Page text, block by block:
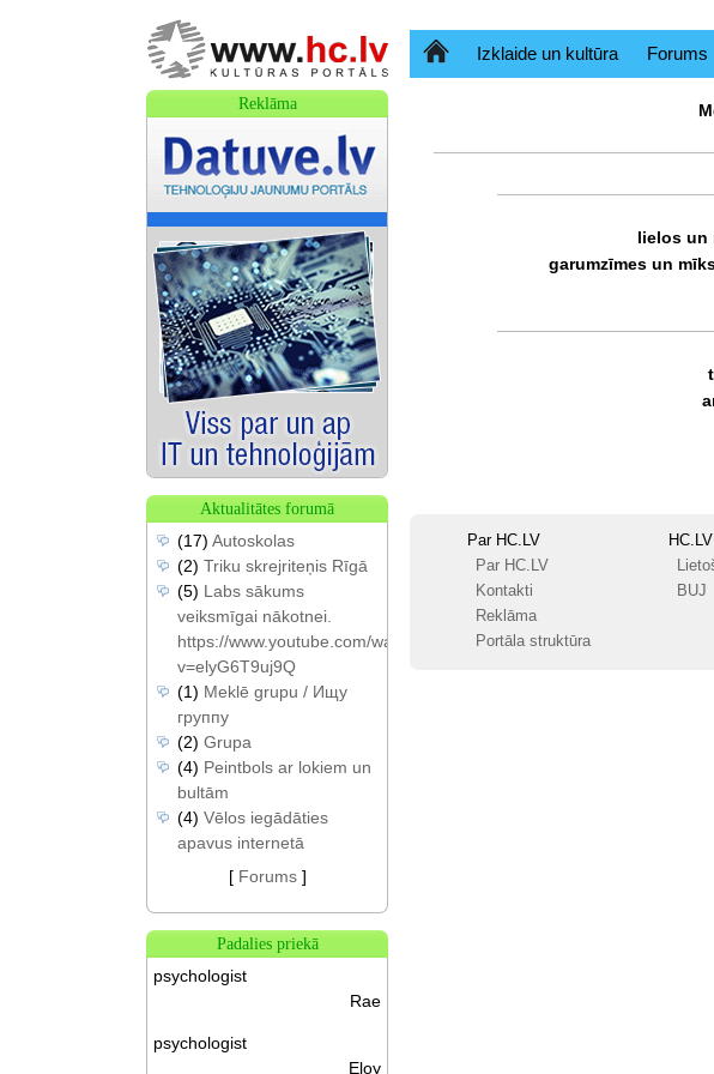
SākumlapaIzklaide un kultūra Forums
lielos un
garumzīmes un
Par HC.LV
Par HC.LV
Kontakti
Reklāma
Portāla struktūra
BUJ
Reklāma
Aktualitātes forumā
(17) Autoskolas
(2) Triku skrejriteņis Rīgā
(5) Labs sākums
veiksmīgai nākotnei.
https://www.youtube.com/watch?
v=elyG6T9uj9Q
(1) Meklē grupu / Ищу
группу
(2) Grupa
(4) Peintbols ar lokiem un
bultām
(4) Vēlos iegādāties
apavus internetā
[ Forums]
Padalies priekā
psychologist
Rae
psychologist
Eloy